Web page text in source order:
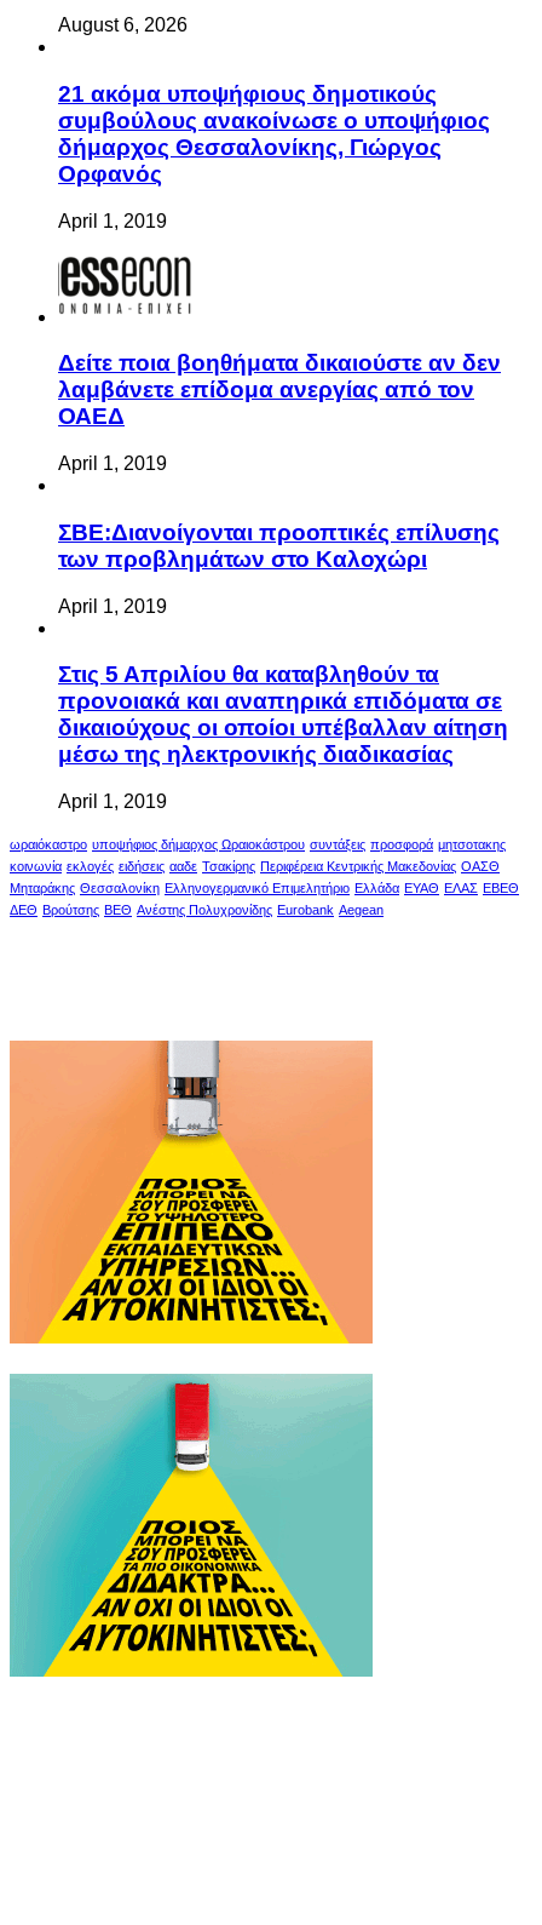
August 6, 2026
21 ακόμα υποψήφιους δημοτικούς
συμβούλους ανακοίνωσε ο υποψήφιος
δήμαρχος Θεσσαλονίκης, Γιώργος
Ορφανός
April 1, 2019
Δείτε ποια βοηθήματα δικαιούστε αν δεν
λαμβάνετε επίδομα ανεργίας από τον
ΟΑΕΔ
April 1, 2019
ΣΒΕ:Διανοίγονται προοπτικές επίλυσης
των προβλημάτων στο Καλοχώρι
April 1, 2019
Στις 5 Απριλίου θα καταβληθούν τα
προνοιακά και αναπηρικά επιδόματα σε
δικαιούχους οι οποίοι υπέβαλλαν αίτηση
μέσω της ηλεκτρονικής διαδικασίας
April 1, 2019
ωραιόκαστρο υποψήφιος δήμαρχος Ωραιοκάστρου συντάξεις προσφορά μητσοτακης
κοινωνία εκλογές ειδήσεις ααδε Τσακίρης Περιφέρεια Κεντρικής Μακεδονίας ΟΑΣΘ
Μηταράκης Θεσσαλονίκη Ελληνογερμανικό Επιμελητήριο Ελλάδα ΕΥΑΘ ΕΛΑΣ ΕΒΕΘ
ΔΕΘ Βρούτσης ΒΕΘ Ανέστης Πολυχρονίδης Eurobank Aegean